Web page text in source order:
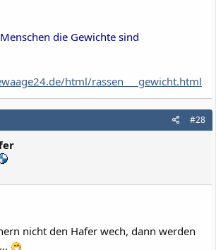
die Gewichte sind
html/rassen___gewicht.html
#28
nicht den Hafer wech, dann werden